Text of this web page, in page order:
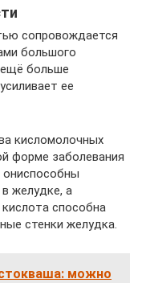
сопровождается
большого
больше
ее
кисломолочных
форме заболевания
желудке, а
способна
стенки желудка.
можно